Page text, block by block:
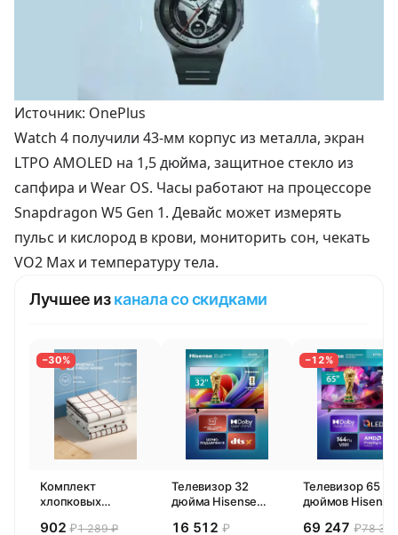
Источник: OnePlus
Watch 4 получили 43-мм корпус из металла, экран
LTPO AMOLED на 1,5 дюйма, защитное стекло из
сапфира и Wear OS. Часы работают на процессоре
Snapdragon W5 Gen 1. Девайс может измерять
пульс и кислород в крови, мониторить сон, чекать
VO2 Max и температуру тела.
Лучшее изканала со скидками
−30%
Комплект
хлопковых
полотенец 4 шт,
902₽1 289 ₽
Телевизор 32
дюйма Hisense
Смарт ТВ HD
16 512 ₽
−12%
Телевизор 65
дюймов Hisense
(2026) Смарт ТВ
69 247 ₽78